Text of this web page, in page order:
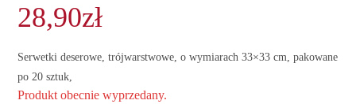
28,90zł
Serwetki deserowe, trójwarstwowe, o wymiarach 33×33 cm, pakowane
po 20 sztuk,
Produkt obecnie wyprzedany.